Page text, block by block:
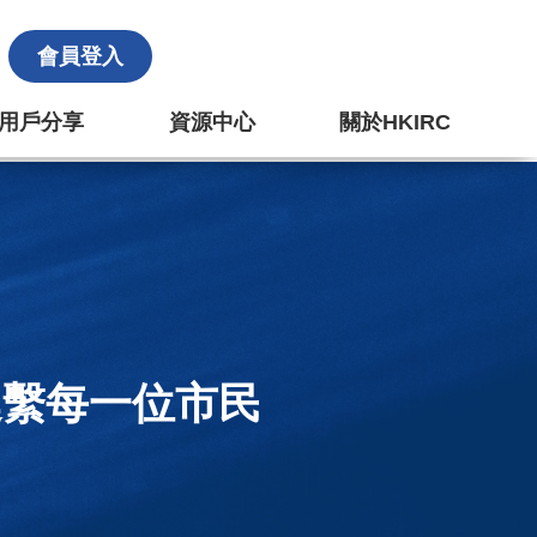
會員登入
戶分享 資源中心 關於HKIRC
每一位市民